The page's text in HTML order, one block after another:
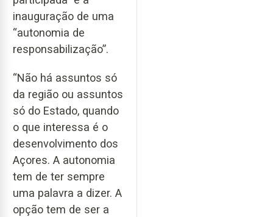
inauguração de uma
“autonomia de
responsabilização”.
“Não há assuntos só
da região ou assuntos
só do Estado, quando
o que interessa é o
desenvolvimento dos
Açores. A autonomia
tem de ter sempre
uma palavra a dizer. A
opção tem de ser a